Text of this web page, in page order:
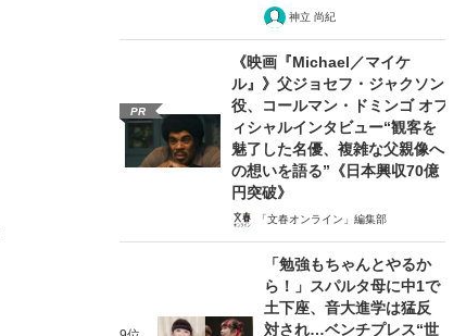
神立 尚紀
PR
《映画『Michael／マイケ
ル』》父ジョセフ・ジャクソン
役、コールマン・ドミンゴ オフ
ィシャルインタビュー“観客を
魅了した名優、複雑な父親像へ
の想いを語る”《日本興収70億
円突破》
「文春オンライン」編集部
「勉強もちゃんとやるか
ら！」スパルタ母に中1で
土下座、音大進学は猛反
対され…ベンチプレス“世